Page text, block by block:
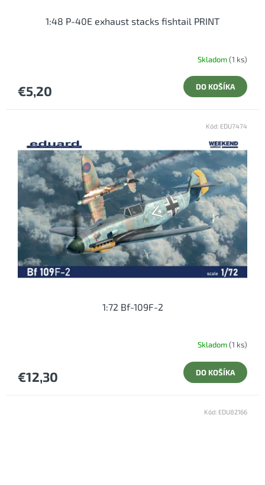
1:48 P-40E exhaust stacks fishtail PRINT
Skladom(1 ks)
€5,20 DO KOŠÍKA
1:72 Bf-109F-2
Skladom(1 ks)
€12,30 DO KOŠÍKA
Kód: EDU7474
Kód: EDU82166